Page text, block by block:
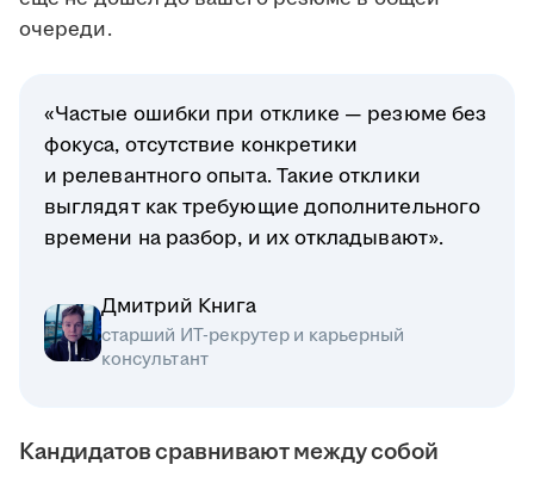
очереди.
«Частые ошибки при отклике — резюме без
фокуса, отсутствие конкретики
и релевантного опыта. Такие отклики
выглядят как требующие дополнительного
времени на разбор, и их откладывают».
Дмитрий Книга
старший ИТ-рекрутер и карьерный
консультант
Кандидатов сравнивают между собой